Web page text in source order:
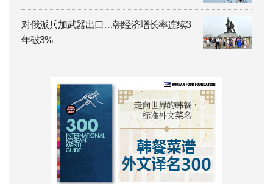
对俄派兵加武器出口…朝经济增长率连续3
年破3%